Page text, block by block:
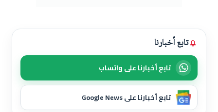
تابع أخبارنا
تابع أخبارنا على واتساب
تابع أخبارنا على Google News